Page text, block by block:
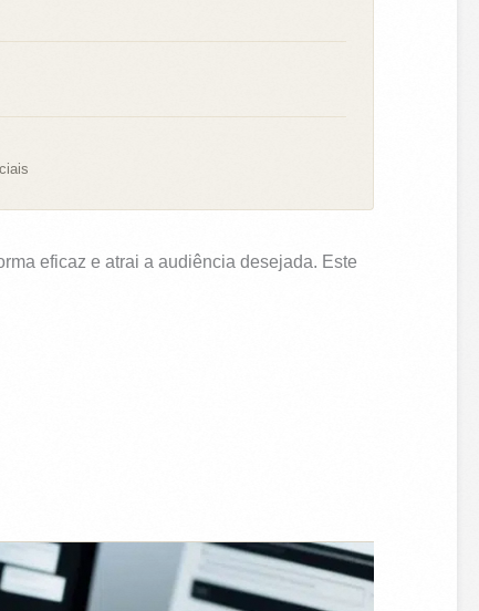
eficaz e atrai a audiência desejada. Este